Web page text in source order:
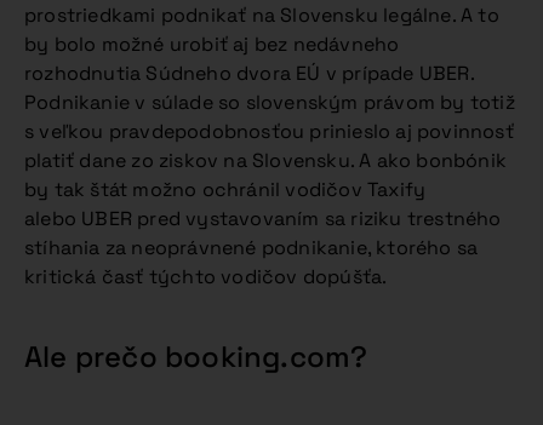
prostriedkami podnikať na Slovensku legálne. A to
by bolo možné urobiť aj bez nedávneho
rozhodnutia Súdneho dvora EÚ v prípade UBER.
Podnikanie v súlade so slovenským právom by totiž
s veľkou pravdepodobnosťou prinieslo aj povinnosť
platiť dane zo ziskov na Slovensku. A ako bonbónik
by tak štát možno ochránil vodičov Taxify
alebo UBER pred vystavovaním sa riziku trestného
stíhania za neoprávnené podnikanie, ktorého sa
kritická časť týchto vodičov dopúšťa.
Ale prečo booking.com?